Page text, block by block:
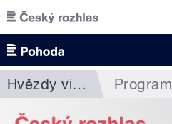
Přejít k hlavnímu obsahu
Hvězdy vinylu Program